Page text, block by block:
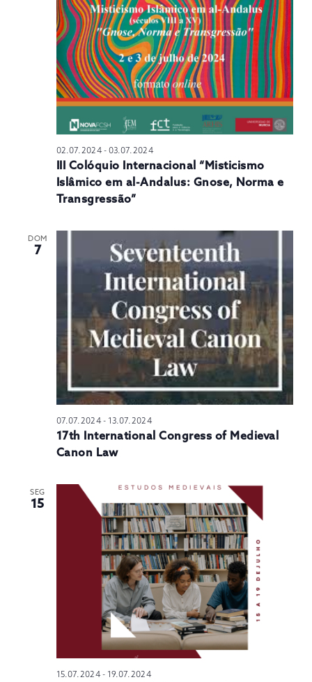
02.07.2024- 03.07.2024
III Colóquio Internacional “Misticismo
Islâmico em al-Andalus: Gnose, Norma e
Transgressão”
DOM
7
07.07.2024- 13.07.2024
17th International Congress of Medieval
Canon Law
SEG
15
15.07.2024- 19.07.2024